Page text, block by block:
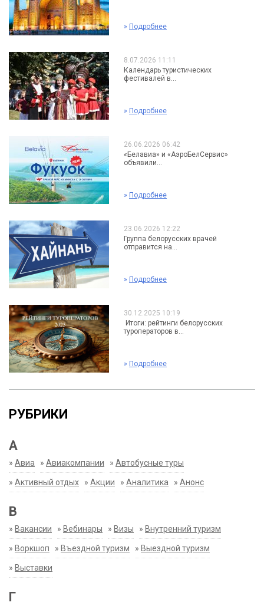
» Подробнее
8.07.2026 11:11
Календарь туристических
фестивалей в...
» Подробнее
26.06.2026 06:42
«Белавиа» и «АэроБелСервис»
объявили...
» Подробнее
23.06.2026 12:22
Группа белорусских врачей
отправится на...
» Подробнее
30.12.2025 10:19
Итоги: рейтинги белорусских
туроператоров в...
» Подробнее
РУБРИКИ
А
» Авиа » Авиакомпании » Автобусные туры
» Активный отдых » Акции » Аналитика » Анонс
В
» Вакансии » Вебинары » Визы » Внутренний туризм
» Воркшоп » Въездной туризм » Выездной туризм
» Выставки
Г